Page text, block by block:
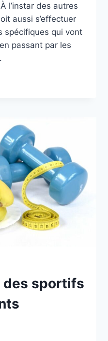
l’instar des autres
aussi s’effectuer
spécifiques qui vont
passant par les
sportifs